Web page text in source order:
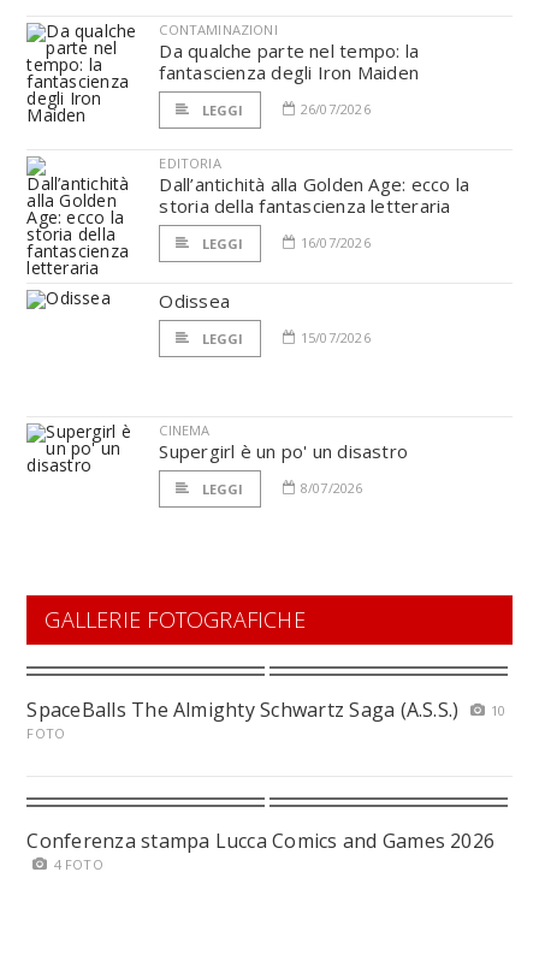
CONTAMINAZIONI
Da qualche parte nel tempo: la
fantascienza degli Iron Maiden
LEGGI 26/07/2026
EDITORIA
Dall’antichità alla Golden Age: ecco la
storia della fantascienza letteraria
LEGGI 16/07/2026
Odissea
LEGGI 15/07/2026
CINEMA
Supergirl è un po' un disastro
LEGGI 8/07/2026
GALLERIE FOTOGRAFICHE
SpaceBalls The Almighty Schwartz Saga (A.S.S.)
10
FOTO
Conferenza stampa Lucca Comics and Games 2026
4 FOTO